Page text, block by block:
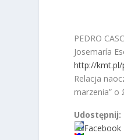
PEDRO
Josemaría
http://kmt.pl/
Relacja
marzenia” o
Udostępnij: